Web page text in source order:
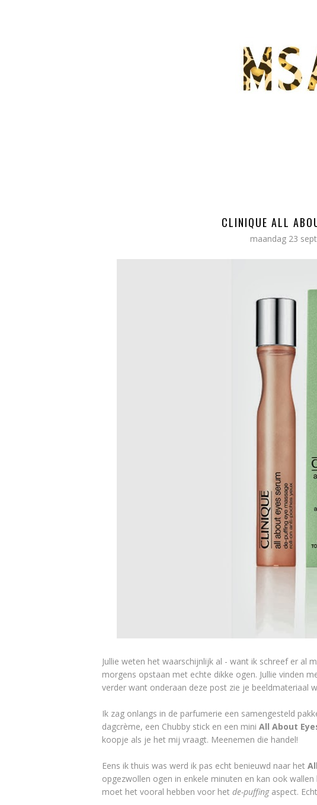
CLINIQUE ALL
maandag 23
Jullie weten het waarschijnlijk al - want ik schreef er al
morgens opstaan met echte dikke ogen. Jullie vinden
verder want onderaan deze post zie je beeldmateriaal
Ik zag onlangs in de parfumerie een samengesteld
dagcrème, een Chubby stick en een mini All About
koopje als je het mij vraagt. Meenemen die handel!
Eens ik thuis was werd ik pas echt benieuwd naar het
opgezwollen ogen in enkele minuten en kan ook
moet het vooral hebben voor het de-puffingaspect.